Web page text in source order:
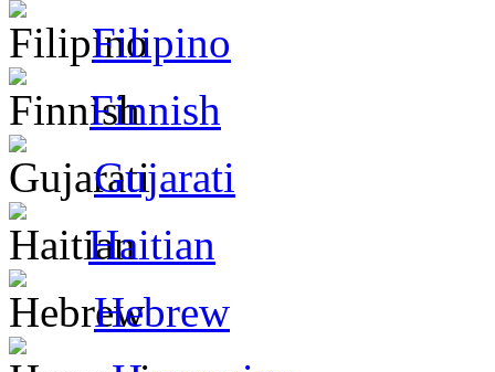
Filipino
Finnish
Gujarati
Haitian
Hebrew